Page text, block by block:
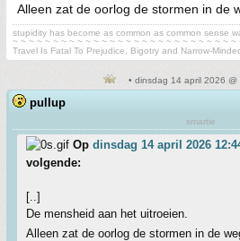
Alleen zat de oorlog de stormen in de
stupidity has become as common as common sense
~ ~ ~ ~ ~ ~ ~ ~ ~ ~ ~ ~ ~ ~ ~ ~ ~ ~ ~ ~ ~ ~ ~ ~ ~ ~ ~ ~
Travel Is Fatal To Prejudice, Bigotry and Narrow-
• dinsdag 14 april 2026 @
pullup
smartie
Op dinsdag 14 april 2026
volgende:
[..]
De mensheid aan het uitroeien.
Alleen zat de oorlog de stormen in de